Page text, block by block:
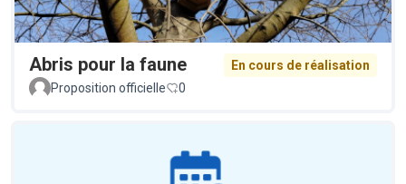
Abris pour la faune
En cours de réalisation
Proposition officielle
0